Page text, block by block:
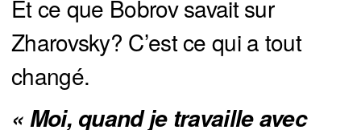
Et ce que Bobrov savait sur
Zharovsky? C’est ce qui a tout
changé.
« Moi, quand je travaille avec